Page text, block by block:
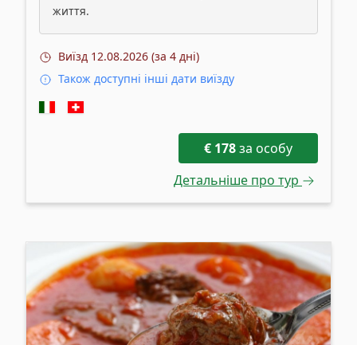
життя.
Виїзд 12.08.2026 (за 4 дні)
Також доступні інші дати виїзду
€ 178за особу
Детальніше про тур